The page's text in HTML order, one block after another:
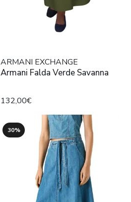
ARMANI EXCHANGE
Armani Falda Verde Savanna
132,00€
30%